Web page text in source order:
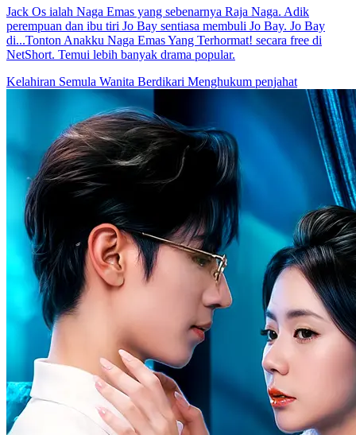
Jack Os ialah Naga Emas yang sebenarnya Raja Naga. Adik
perempuan dan ibu tiri Jo Bay sentiasa membuli Jo Bay. Jo Bay
di...Tonton Anakku Naga Emas Yang Terhormat! secara free di
NetShort. Temui lebih banyak drama popular.
Kelahiran Semula Wanita Berdikari Menghukum penjahat